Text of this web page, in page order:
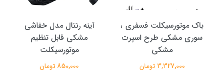
باک موتورسیکلت فسفری ،
سوری مشکی طرح اسپرت
مشکی
3,327,000 تومان
آینه رنتال مدل خفاشی
مشکی قابل تنظیم
موتورسیکلت
850,000 تومان